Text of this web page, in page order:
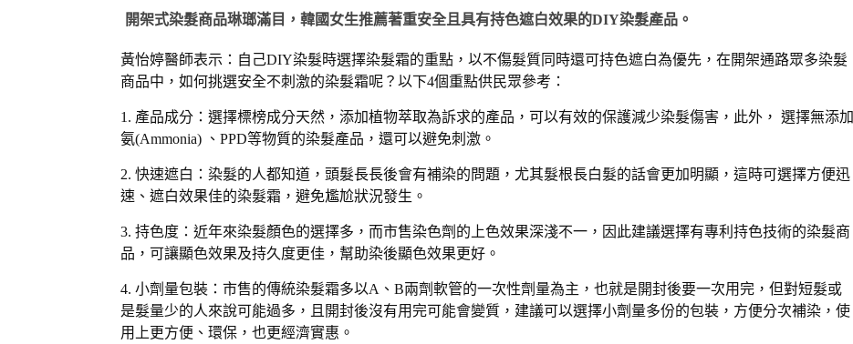
開架式染髮商品琳瑯滿目，韓國女生推薦著重安全且具有持色遮白效果的DIY染髮產品。
黃怡婷醫師表示：自己DIY染髮時選擇染髮霜的重點，以不傷髮質同時還可持色遮白為優先，在開架通路眾多染髮
商品中，如何挑選安全不刺激的染髮霜呢？以下4個重點供民眾參考：
1. 產品成分：選擇標榜成分天然，添加植物萃取為訴求的產品，可以有效的保護減少染髮傷害，此外， 選擇無添加
氨(Ammonia) 、PPD等物質的染髮產品，還可以避免刺激。
2. 快速遮白：染髮的人都知道，頭髮長長後會有補染的問題，尤其髮根長白髮的話會更加明顯，這時可選擇方便迅
速、遮白效果佳的染髮霜，避免尷尬狀況發生。
3. 持色度：近年來染髮顏色的選擇多，而市售染色劑的上色效果深淺不一，因此建議選擇有專利持色技術的染髮商
品，可讓顯色效果及持久度更佳，幫助染後顯色效果更好。
4. 小劑量包裝：市售的傳統染髮霜多以A、B兩劑軟管的一次性劑量為主，也就是開封後要一次用完，但對短髮或
是髮量少的人來說可能過多，且開封後沒有用完可能會變質，建議可以選擇小劑量多份的包裝，方便分次補染，使
用上更方便、環保，也更經濟實惠。